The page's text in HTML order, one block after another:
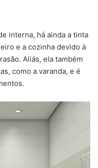
interna, há ainda a tinta
e a cozinha devido à
Aliás, ela também
como a varanda, e é